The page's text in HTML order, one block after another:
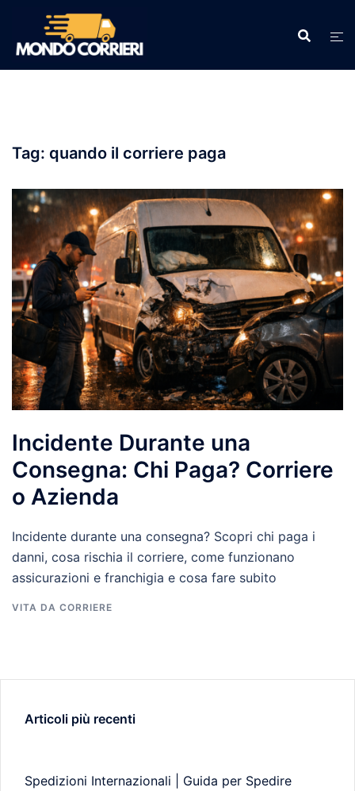
contenuto
Tag: quando il corriere paga
Incidente Durante una
Consegna: Chi Paga? Corriere
o Azienda
Incidente durante una consegna? Scopri chi paga i
danni, cosa rischia il corriere, come funzionano
assicurazioni e franchigia e cosa fare subito
VITA DA CORRIERE
Articoli più recenti
Spedizioni Internazionali | Guida per Spedire